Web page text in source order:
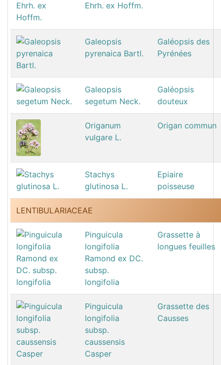
Ehrh. ex Hoffm.
Galeopsis
pyrenaica Bartl.
Galéopsis des
Pyrénées
Galeopsis
segetum Neck.
Galéopsis
douteux
Origanum
vulgare L.
Origan commun
Stachys
glutinosa L.
Epiaire
poisseuse
LENTIBULARIACEAE
Pinguicula
longifolia
Ramond ex DC.
subsp.
longifolia
Grassette à
longues feuilles
Pinguicula
longifolia
subsp.
caussensis
Casper
Grassette des
Causses